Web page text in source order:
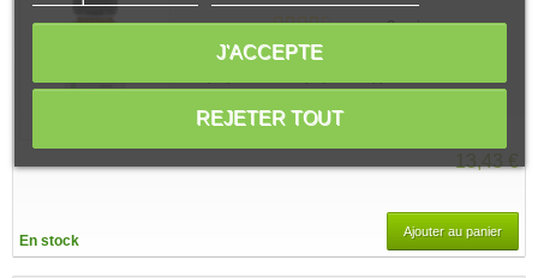
2 avis
L'Huile essentielle bio Lavandin 30 ml Florame apporte
Voir ce produit
13,43 €
En stock
Ajouter au panier
REJETER TOUT
J'ACCEPTE